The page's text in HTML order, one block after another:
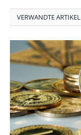
VERWANDTE ARTIKEL